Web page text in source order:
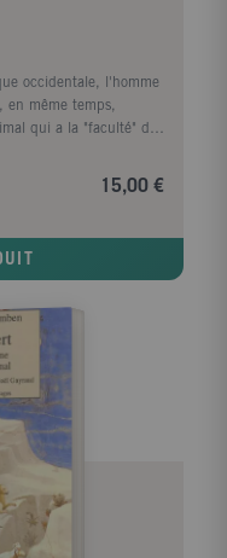
occidentale, l'homme
en même temps,
qui a la "faculté" du
est la faculté de la
peut-il réellement
de mourir et de
15,00 €